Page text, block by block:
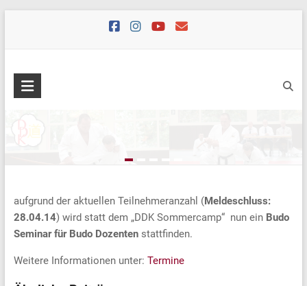
aufgrund der aktuellen Teilnehmeranzahl (Meldeschluss:
28.04.14) wird statt dem „DDK Sommercamp“ nun ein Budo
Seminar für Budo Dozenten stattfinden.
Weitere Informationen unter: Termine